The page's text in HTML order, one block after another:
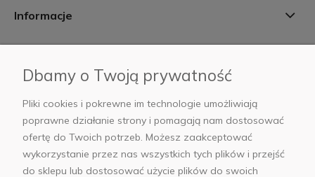
Informacje
AB Foto
sklep@abfoto.pl
Dbamy o Twoją prywatność
Pliki cookies i pokrewne im technologie umożliwiają
poprawne działanie strony i pomagają nam dostosować
ofertę do Twoich potrzeb. Możesz zaakceptować
wykorzystanie przez nas wszystkich tych plików i przejść
do sklepu lub dostosować użycie plików do swoich